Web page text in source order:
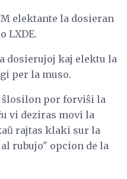
elektante la dosieran
LXDE.
dosierujoj kaj elektu la
per la muso.
por forviŝi la
vi deziras movi la
rajtas klaki sur la
rubujo" opcion de la